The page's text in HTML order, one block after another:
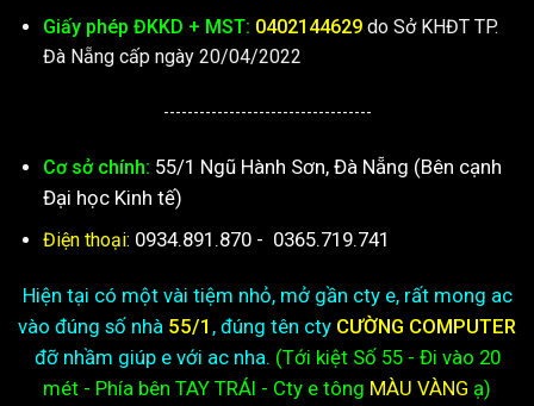
Giấy phép ĐKKD + MST: 0402144629do Sở KHĐT TP.
Đà Nẵng cấp ngày 20/04/2022
-----------------------------------
Cơ sở chính: 55/1 Ngũ Hành Sơn, Đà Nẵng (Bên cạnh
Đại học Kinh tế)
Điện thoại: 0934.891.870 - 0365.719.741
Hiện tại có một vài tiệm nhỏ, mở gần cty e, rất mong ac
vào đúng số nhà 55/1 , đúng tên cty CƯỜNG COMPUTER
đỡ nhầm giúp e với ac nha. (Tới kiệtSố 55 - Đi vào 20
mét - Phía bên TAY TRÁI - Cty e tông MÀU VÀNG ạ)